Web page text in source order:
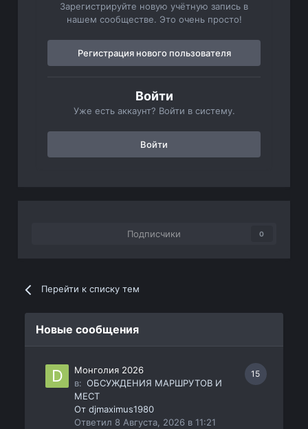
Зарегистрируйте новую учётную запись в
нашем сообществе. Это очень просто!
Регистрация нового пользователя
Войти
Уже есть аккаунт? Войти в систему.
Войти
Подписчики 0
Перейти к списку тем
Новые сообщения
15
Монголия 2026
в: ОБСУЖДЕНИЯ МАРШРУТОВ И
МЕСТ
Отdjmaximus1980
Ответил 8 Августа, 2026 в 11:21